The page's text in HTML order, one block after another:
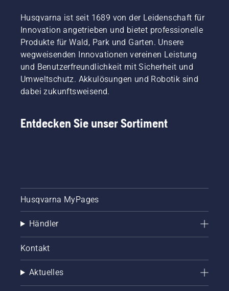
Husqvarna ist seit 1689 von der Leidenschaft für
Innovation angetrieben und bietet professionelle
Produkte für Wald, Park und Garten. Unsere
wegweisenden Innovationen vereinen Leistung
und Benutzerfreundlichkeit mit Sicherheit und
Umweltschutz. Akkulösungen und Robotik sind
dabei zukunftsweisend.
Entdecken Sie unser Sortiment
Husqvarna MyPages
Händler
Kontakt
Aktuelles